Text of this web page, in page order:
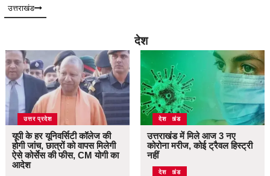
उत्तराखंड
देश
उत्तर प्रदेश
यूपी के हर यूनिवर्सिटी कॉलेज की
होगी जांच, छात्रों को वापस मिलेगी
ऐसे कोर्सेस की फीस, CM योगी का
आदेश
उत्तराखंड
देश
उत्तराखंड में मिले आज 3 नए
कोरोना मरीज, कोई ट्रैवल हिस्ट्री
नहीं
उत्तराखंड
देश